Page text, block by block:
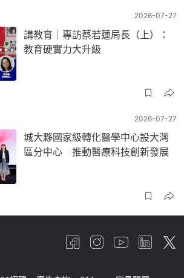
2026-07-27
講教育｜專訪蔡若蓮局長（上）：
教育硬實力大升級
2026-07-27
城大夥國家級轉化醫學中心設大灣
區分中心 推動醫療科技創新發展